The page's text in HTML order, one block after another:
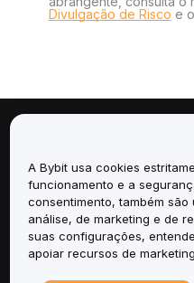
Divulgação de Risco e
Serviços
Suporte
A Bybit usa cookies
funcionamento e a
consentimento, também
análise, de marketing e de
suas configurações,
apoiar recursos de